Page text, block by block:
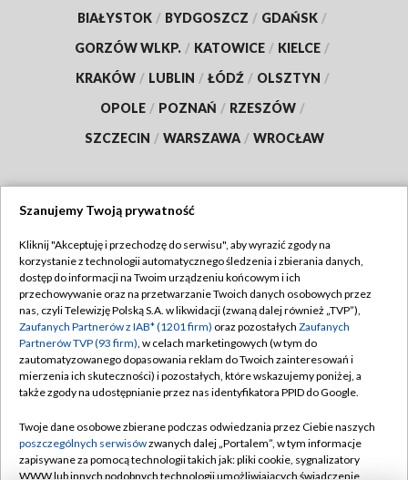
BIAŁYSTOK / BYDGOSZCZ / GDAŃSK /
GORZÓW WLKP. / KATOWICE / KIELCE /
KRAKÓW / LUBLIN / ŁÓDŹ / OLSZTYN /
OPOLE / POZNAŃ / RZESZÓW /
SZCZECIN / WARSZAWA / WROCŁAW
TVP
Abonament TVP
Emisja w TVP
Centrum informacji TVP
Naziemna Telewizja Cyfrowa
Rada Programowa
System NOS
Regulamin TVP
Polityka prywatności
Moje zgody
Pomoc
Kontakt
Szanujemy Twoją prywatność
Kliknij "Akceptuję i przechodzę do serwisu", aby wyrazić zgody na
korzystanie z technologii automatycznego śledzenia i zbierania danych,
dostęp do informacji na Twoim urządzeniu końcowym i ich
przechowywanie oraz na przetwarzanie Twoich danych osobowych przez
nas, czyli Telewizję Polską S.A. w likwidacji (zwaną dalej również „TVP”),
Zaufanych Partnerów z IAB* (1201 firm) oraz pozostałych Zaufanych
Partnerów TVP (93 firm), w celach marketingowych (w tym do
zautomatyzowanego dopasowania reklam do Twoich zainteresowań i
mierzenia ich skuteczności) i pozostałych, które wskazujemy poniżej, a
także zgody na udostępnianie przez nas identyfikatora PPID do Google.
Twoje dane osobowe zbierane podczas odwiedzania przez Ciebie naszych
poszczególnych serwisówzwanych dalej „Portalem”, w tym informacje
zapisywane za pomocą technologii takich jak: pliki cookie, sygnalizatory
WWW lub innych podobnych technologii umożliwiających świadczenie